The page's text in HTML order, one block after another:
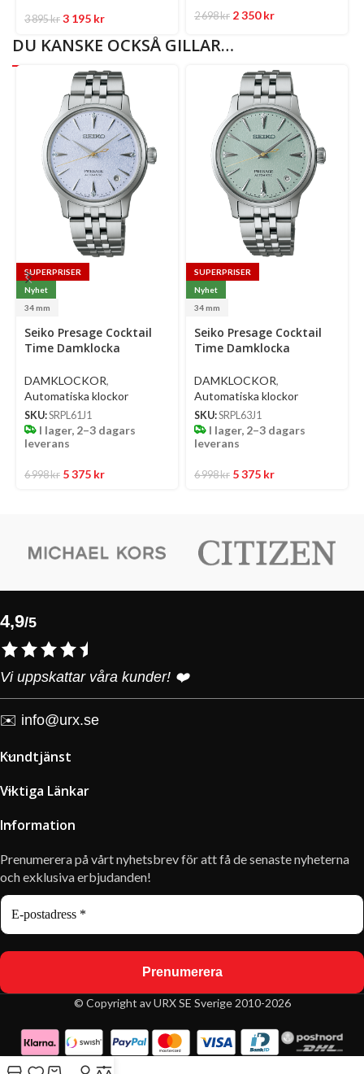
3 895kr 3 195 kr 2 698kr 2 350kr
DU KANSKE OCKSÅ GILLAR…
SUPERPRISER
Nyhet
34 mm
Select
options
Seiko Presage Cocktail
Time Damklocka
Ljusblå Urtavla Med
Diamanter Och Stållänk
DAMKLOCKOR,
Automatiska klockor
SKU:SRPL61J1
I lager, 2–3 dagars
leverans
6 998kr 5 375 kr
SUPERPRISER
Nyhet
34 mm
Select
options
Seiko Presage Cocktail
Time Damklocka
Ljusgrön Urtavla Med
Diamanter Och Stållänk
DAMKLOCKOR,
Automatiska klockor
SKU:SRPL63J1
I lager, 2–3 dagars
leverans
6 998kr 5 375 kr
4,9/5
Vi uppskattar våra kunder! ❤️
✉️ info@urx.se
Kundtjänst
Viktiga Länkar
Information
Prenumerera på vårt nyhetsbrev för att få de senaste nyheterna
och exklusiva erbjudanden!
© Copyright av URX SE Sverige 2010-2026